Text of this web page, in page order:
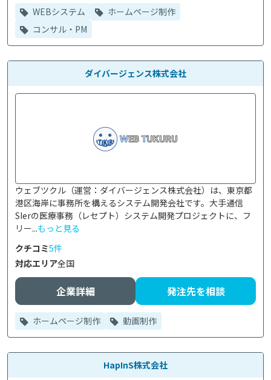
WEBシステム
ホームページ制作
コンサル・PM
ダイバージェンス株式会社
ウェブツクル（運営：ダイバージェンス株式会社）は、東京都
港区海岸に事務所を構えるシステム開発会社です。大手通信
SIerの医療事務（レセプト）システム開発プロジェクトに、フ
リー...もっと見る
クチコミ5件
対応エリア全国
企業詳細 発注先を相談
ホームページ制作 動画制作
HapInS株式会社